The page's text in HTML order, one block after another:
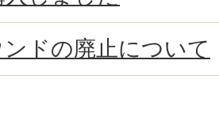
ドの廃止について